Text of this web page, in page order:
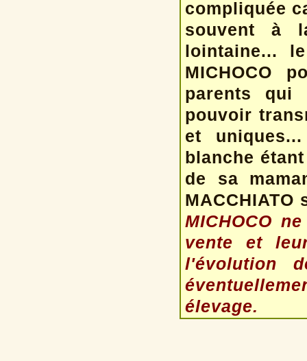
compliquée
souvent à
lointaine...
MICHOCO
parents qui
pouvoir
et
blanche
de sa
MICHOCO
vente et
l'évolution
élevage.